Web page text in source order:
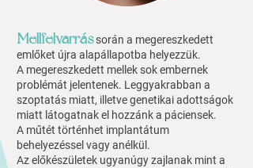
Mellfelvarrássorán a megereszkedett
emlőket újra alapállapotba helyezzük.
A megereszkedett mellek sok embernek
problémát jelentenek. Leggyakrabban a
szoptatás miatt, illetve genetikai adottságok
miatt látogatnak el hozzánk a páciensek.
A műtét történhet implantátum
behelyezéssel vagy anélkül.
Az előkészületek ugyanúgy zajlanak mint a